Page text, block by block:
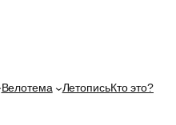
Велотема ЛетописьКто это?